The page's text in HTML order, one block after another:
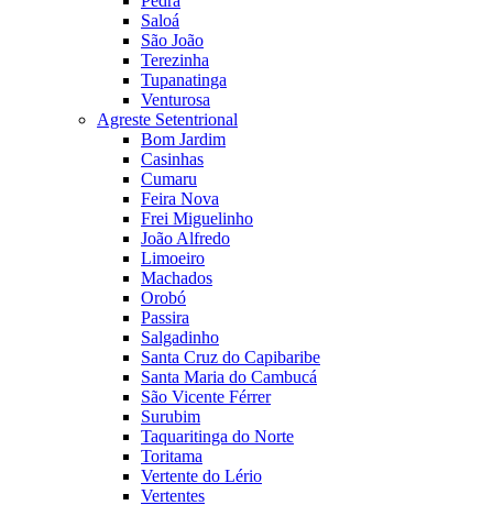
Saloá
São João
Terezinha
Tupanatinga
Venturosa
Agreste Setentrional
Bom Jardim
Casinhas
Cumaru
Feira Nova
Frei Miguelinho
João Alfredo
Limoeiro
Machados
Orobó
Passira
Salgadinho
Santa Cruz do Capibaribe
Santa Maria do Cambucá
São Vicente Férrer
Surubim
Taquaritinga do Norte
Toritama
Vertente do Lério
Vertentes